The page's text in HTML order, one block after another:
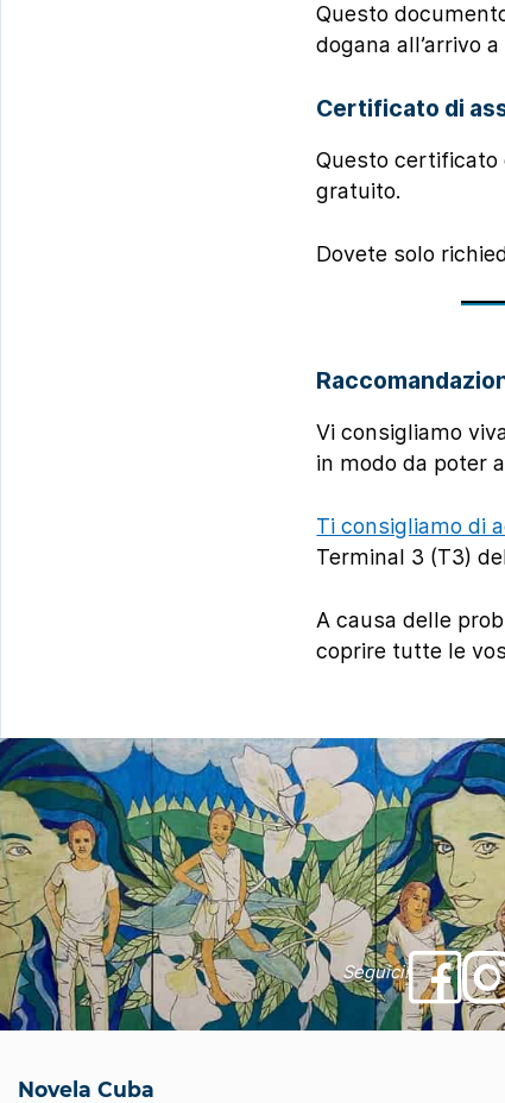
Questo
dogana all’arrivo a
Certificato di
Questo certificato
gratuito.
Dovete solo
Vi consigliamo
in modo da poter
Ti consigliamo di
Terminal 3 (T3)
A causa delle
coprire tutte le
Seguici!
Novela Cuba